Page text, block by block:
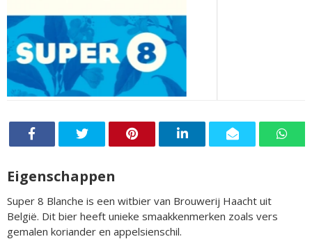
Eigenschappen
Super 8 Blanche is een witbier van Brouwerij Haacht uit
België. Dit bier heeft unieke smaakkenmerken zoals vers
gemalen koriander en appelsienschil.